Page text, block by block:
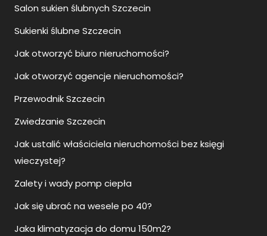
Salon sukien ślubnych Szczecin
Sukienki ślubne Szczecin
Jak otworzyć biuro nieruchomości?
Jak otworzyć agencje nieruchomości?
Przewodnik Szczecin
Zwiedzanie Szczecin
Jak ustalić właściciela nieruchomości bez księgi
wieczystej?
Zalety i wady pomp ciepła
Jak się ubrać na wesele po 40?
Jaka klimatyzacja do domu 150m2?